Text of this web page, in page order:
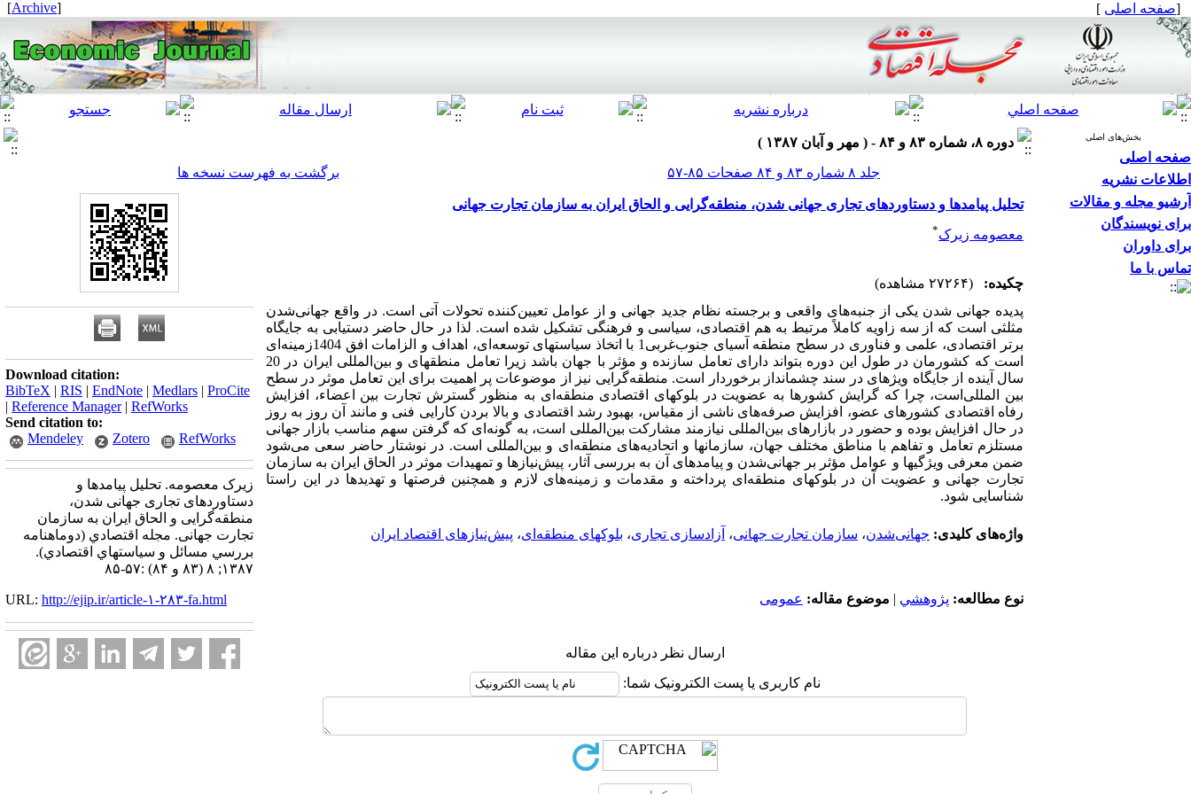
[صفحه اصلی ]
[
Archive
]
بخش‌های اصلی
صفحه اصلی
اطلاعات نشریه
آرشیو مجله و مقالات
برای نویسندگان
برای داوران
تماس با ما
دوره ۸، شماره ۸۳ و ۸۴ - ( مهر و آبان ۱۳۸۷ )
جلد ۸ شماره ۸۳ و ۸۴ صفحات ۸۵-۵۷
برگشت به فهرست نسخه ها
تحلیل پیامدها و دستاوردهای تجاری جهانی شدن، منطقه‌گرایی و الحاق ایران به سازمان تجارت جهانی
معصومه زیرک*
چکیده:
(۲۷۲۶۴ مشاهده)
پدیده جهانی‌ شدن یکی از جنبه‌های واقعی و برجسته نظام جدید جهانی و از عوامل تعیین‌کننده تحولات آتی است‌. در واقع جهانی‌شدن
مثلثی است که از سه زاویه کاملاً مرتبط به هم اقتصادی، سیاسی و فرهنگی تشکیل شده است. لذا در حال حاضر دستیابی به جایگاه
برتر اقتصادی، علمی و فناوری در سطح منطقه آسیای جنوب‌غربی1 با اتخاذ سیاستهای توسعه‌ای، اهداف و الزامات افق 1404زمینه‌ای
است که کشورمان در طول این دوره بتواند دارای تعامل سازنده و مؤثر با جهان باشد زیرا تعامل منطقه‏ای و بین‌المللی ایران در 20
سال آینده از جایگاه ویژه‏ای در سند چشم‏انداز برخوردار است. منطقه‌گرایی نیز از موضوعات پر اهمیت برای این تعامل موثر در سطح
بین المللی‌است، چرا که گرایش کشورها به عضویت در بلوکهای اقتصادی منطقه‌ای به منظور گسترش تجارت بین اعضاء، افزایش
رفاه اقتصادی کشورهای عضو، افزایش صرفه‌های ناشی از مقیاس، بهبود رشد اقتصادی و بالا بردن کارایی فنی و مانند آن روز به روز
در حال افزایش بوده و حضور در بازارهای بین‌المللی نیازمند مشارکت بین‌المللی است، به گونه‌ای که گرفتن سهم مناسب بازار جهانی
مستلزم تعامل و تفاهم با مناطق مختلف جهان، سازمانها و اتحادیه‌های منطقه‌ای و بین‌المللی است. در نوشتار حاضر سعی می‌شود
ضمن معرفی ویژگیها و عوامل مؤثر بر جهانی‌شدن و پیامدهای آن به بررسی آثار، پیش‌نیازها و تمهیدات موثر در الحاق ایران به سازمان
تجارت جهانی و عضویت آن در بلوکهای منطقه‌ای پرداخته و مقدمات و زمینه‌های لازم و همچنین فرصتها و تهدیدها در این راستا
شناسایی شود.
واژه‌های کلیدی: جهانی‌شدن، سازمان تجارت جهانی، آزادسازی تجاری، بلوکهای منطقه‌ای، پیش‌نیازهای اقتصاد ایران
نوع مطالعه: پژوهشي | موضوع مقاله: عمومى
ارسال نظر درباره این مقاله
نام کاربری یا پست الکترونیک شما:
Download citation:
BibTeX | RIS | EndNote | Medlars | ProCite
| Reference Manager| RefWorks
Send citation to:
Mendeley
Zotero RefWorks
زیرک معصومه. تحلیل پیامدها و
دستاوردهای تجاری جهانی شدن،
منطقه‌گرایی و الحاق ایران به سازمان
تجارت جهانی. مجله اقتصادي (دوماهنامه
بررسي مسائل و سياستهاي اقتصادي).
۱۳۸۷; ۸ (۸۳ و ۸۴) :۵۷-۸۵
URL: http://ejip.ir/article-۱-۲۸۳-fa.html